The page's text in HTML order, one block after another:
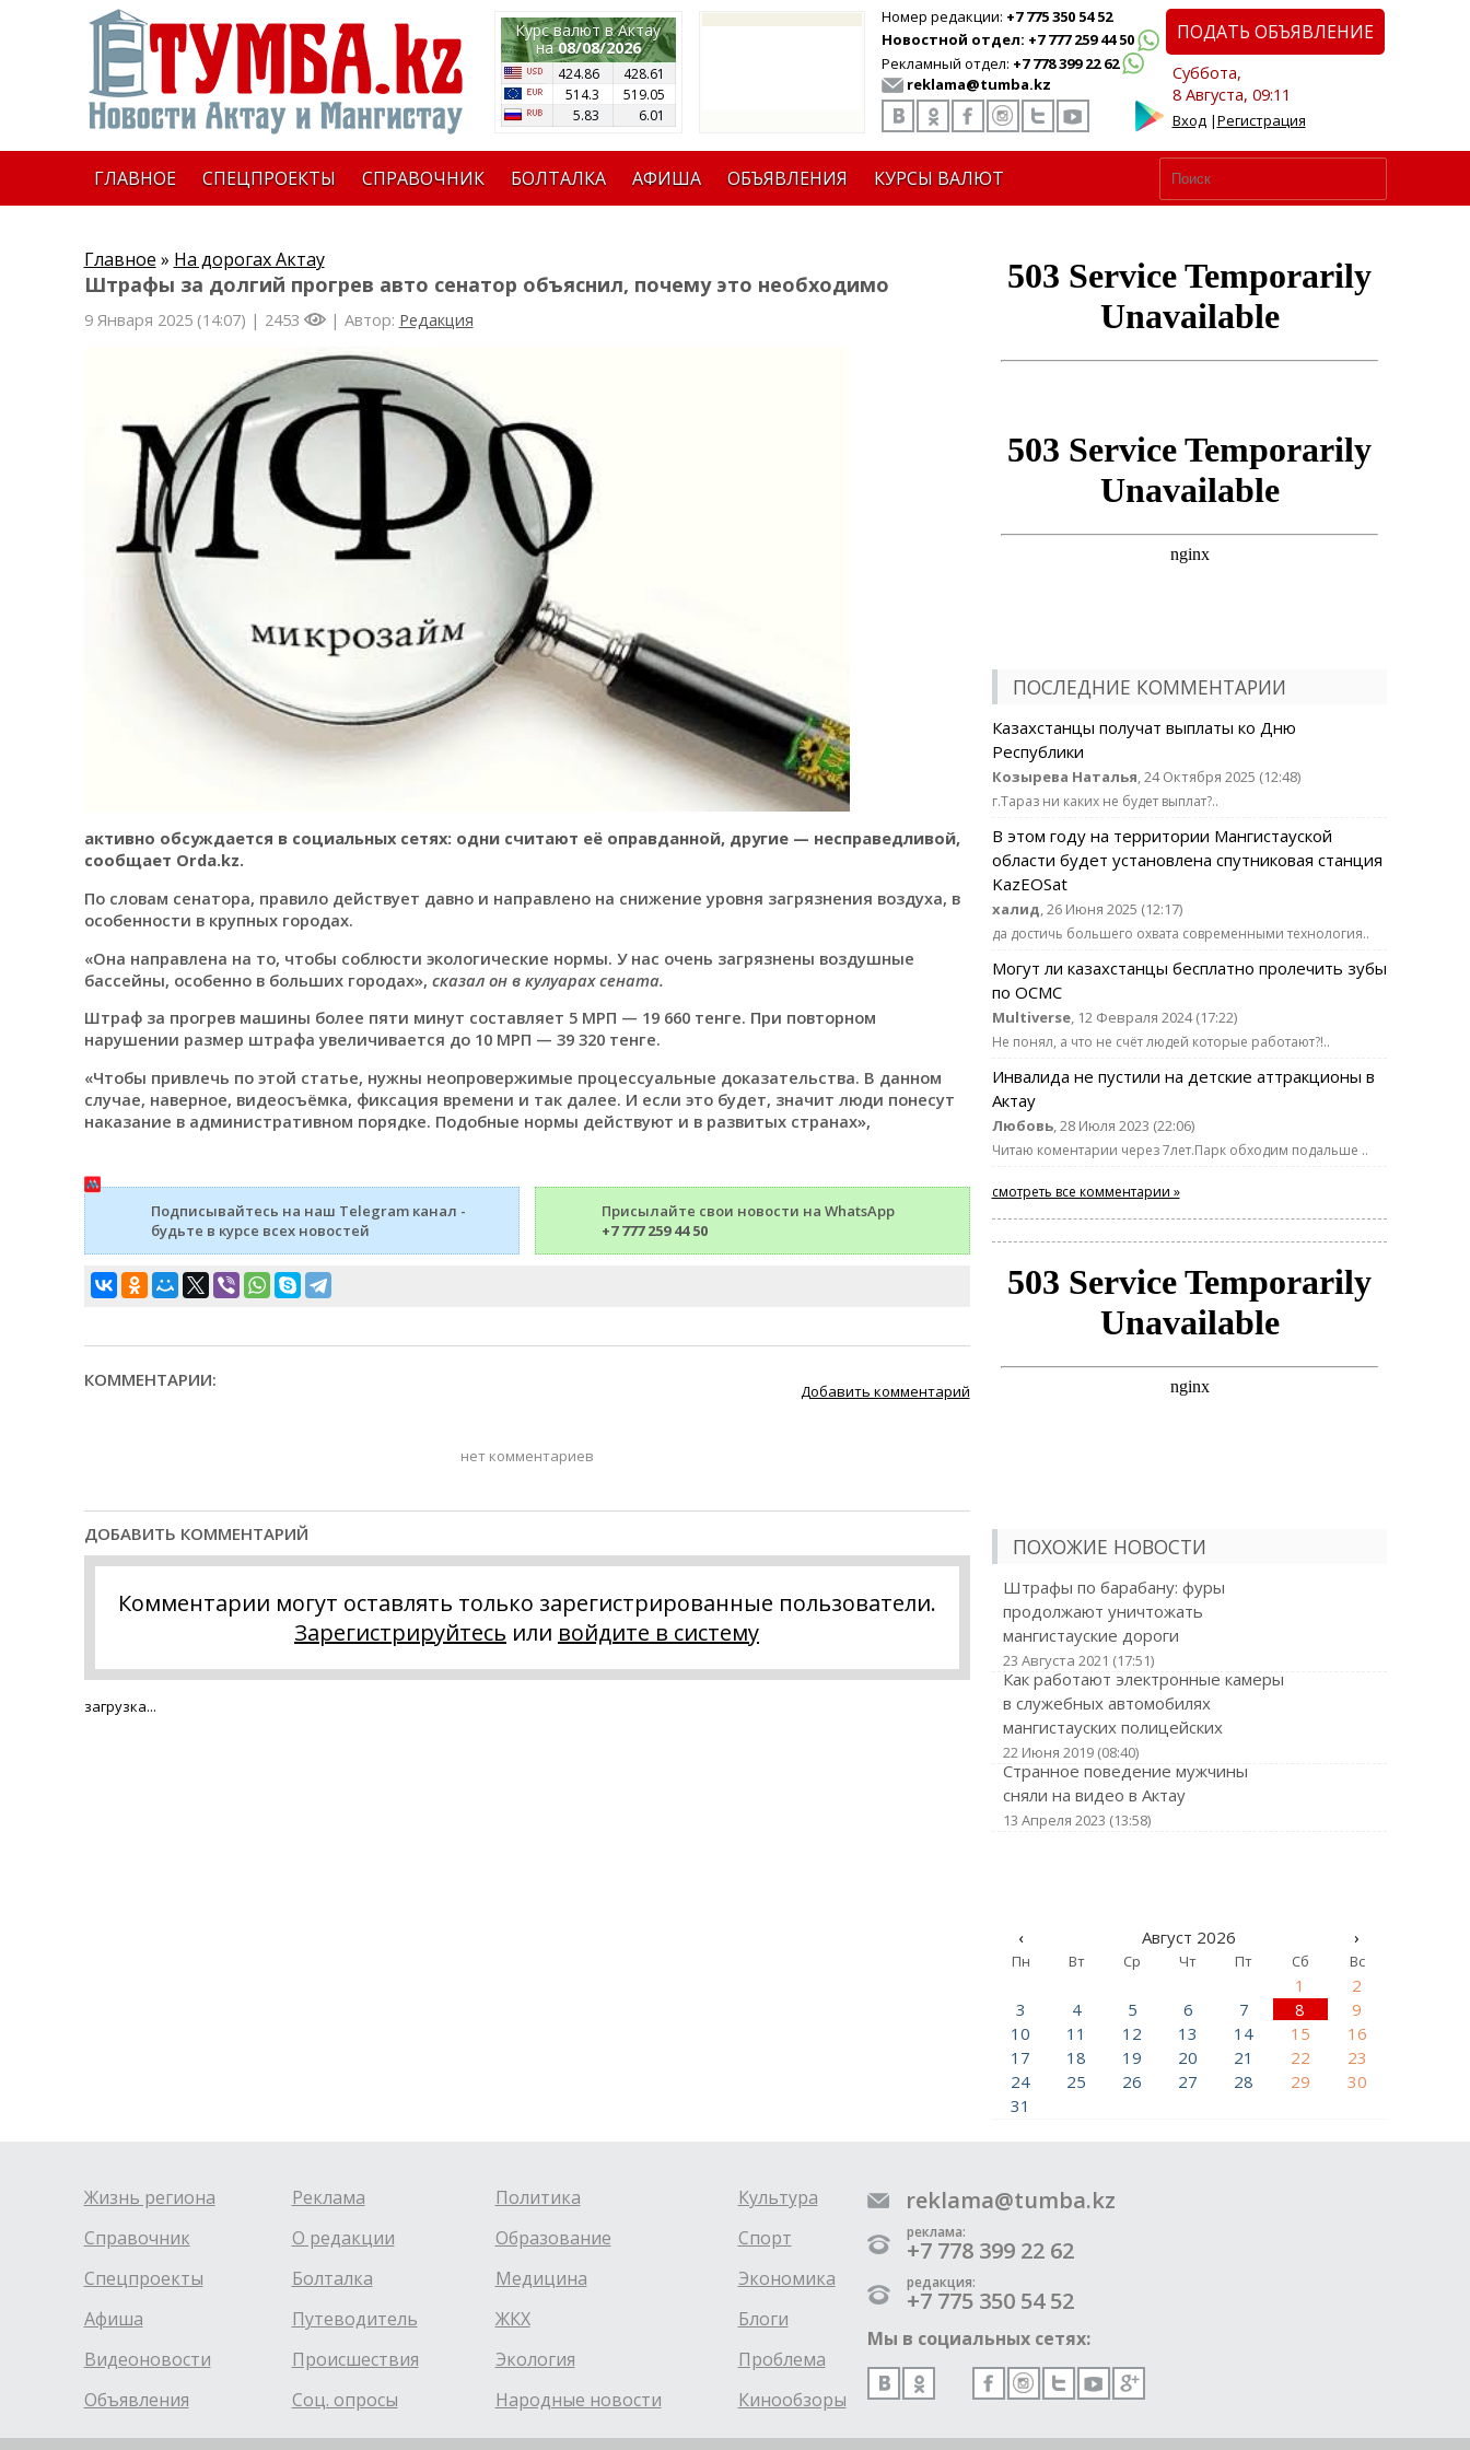
Курс валют в Актау
на08/08/2026
424.86
428.61
514.3
519.05
5.83
6.01
Номер редакции: +7 775 350 54 52
Новостной отдел: +7 777 259 44 50
Рекламный отдел: +7 778 399 22 62
reklama@tumba.kz
ПОДАТЬ ОБЪЯВЛЕНИЕ
Суббота,
8 Августа, 09:11
Вход|Регистрация
ГЛАВНОЕ СПЕЦПРОЕКТЫ СПРАВОЧНИК БОЛТАЛКА АФИША ОБЪЯВЛЕНИЯ КУРСЫ ВАЛЮТ
Главное » На дорогах Актау
Штрафы за долгий прогрев авто сенатор объяснил, почему это необходимо
9 Января 2025 (14:07) | 2453 | Автор: Редакция
активно обсуждается в социальных сетях: одни считают её оправданной, другие — несправедливой,
сообщает Orda.kz.
По словам сенатора, правило действует давно и направлено на снижение уровня загрязнения воздуха, в
особенности в крупных городах.
«Она направлена на то, чтобы соблюсти экологические нормы. У нас очень загрязнены воздушные
бассейны, особенно в больших городах», сказал он в кулуарах сената.
Штраф за прогрев машины более пяти минут составляет 5 МРП — 19 660 тенге. При повторном
нарушении размер штрафа увеличивается до 10 МРП — 39 320 тенге.
«Чтобы привлечь по этой статье, нужны неопровержимые процессуальные доказательства. В данном
случае, наверное, видеосъёмка, фиксация времени и так далее. И если это будет, значит люди понесут
наказание в административном порядке. Подобные нормы действуют и в развитых странах»,
Подписывайтесь на наш Telegram канал -
будьте в курсе всех новостей
Присылайте свои новости на WhatsApp
+7 777 259 44 50
КОММЕНТАРИИ:
Добавить комментарий
нет комментариев
ДОБАВИТЬ КОММЕНТАРИЙ
Комментарии могут оставлять только зарегистрированные пользователи.
Зарегистрируйтесь или войдите в систему
загрузка...
ПОСЛЕДНИЕ КОММЕНТАРИИ
Казахстанцы получат выплаты ко Дню
Республики
Козырева Наталья, 24 Октября 2025 (12:48)
г.Тараз ни каких не будет выплат?..
В этом году на территории Мангистауской
области будет установлена спутниковая станция
KazEOSat
халид, 26 Июня 2025 (12:17)
да достичь большего охвата современными технология..
Могут ли казахстанцы бесплатно пролечить зубы
по ОСМС
Multiverse, 12 Февраля 2024 (17:22)
Не понял, а что не счёт людей которые работают?!..
Инвалида не пустили на детские аттракционы в
Актау
Любовь, 28 Июля 2023 (22:06)
Читаю коментарии через 7лет.Парк обходим подальше ..
смотреть все комментарии »
ПОХОЖИЕ НОВОСТИ
Штрафы по барабану: фуры
продолжают уничтожать
мангистауские дороги
23 Августа 2021 (17:51)
Как работают электронные камеры
в служебных автомобилях
мангистауских полицейских
22 Июня 2019 (08:40)
Странное поведение мужчины
сняли на видео в Актау
13 Апреля 2023 (13:58)
‹ Август 2026 ›
Пн Вт Ср Чт Пт Сб Вс
1
2
3
4 5 6 7 8
9
10
11 12 13 14 15
16
17
18 19 20 21 22
23
24
25 26 27 28 29
30
31
Жизнь региона
Справочник
Спецпроекты
Афиша
Видеоновости
Объявления
Реклама
О редакции
Болталка
Путеводитель
Происшествия
Соц. опросы
Политика
Образование
Медицина
ЖКХ
Экология
Народные новости
Культура
Спорт
Экономика
Блоги
Проблема
Кинообзоры
reklama@tumba.kz
реклама:
+7 778 399 22 62
редакция:
+7 775 350 54 52
Мы в социальных сетях: